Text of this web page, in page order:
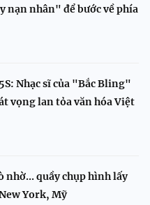
nạn nhân" để bước về phía
Nhạc sĩ của "Bắc Bling"
vọng lan tỏa văn hóa Việt
nhờ... quầy chụp hình lấy
York, Mỹ